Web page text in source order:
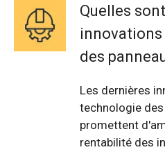
Quelles
des
Les dernières
technologie
promettent
rentabilité des